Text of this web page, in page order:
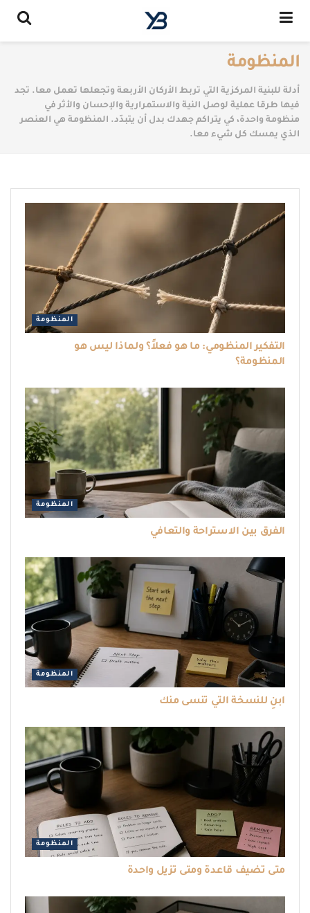
المنظومة
أدلة للبنية المركزية التي تربط الأركان الأربعة وتجعلها تعمل معا. تجد
فيها طرقا عملية لوصل النية والاستمرارية والإحسان والأثر في
منظومة واحدة، كي يتراكم جهدك بدل أن يتبدّد. المنظومة هي العنصر
الذي يمسك كل شيء معا.
المنظومة
التفكير المنظومي: ما هو فعلاً؟ ولماذا ليس هو
المنظومة؟
المنظومة
الفرق بين الاستراحة والتعافي
المنظومة
ابنِ للنسخة التي تنسى منك
المنظومة
متى تضيف قاعدة ومتى تزيل واحدة